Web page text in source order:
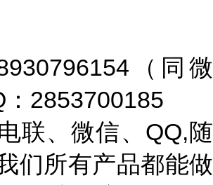
（同微
2853700185
联、微信、QQ,随
们所有产品都能做